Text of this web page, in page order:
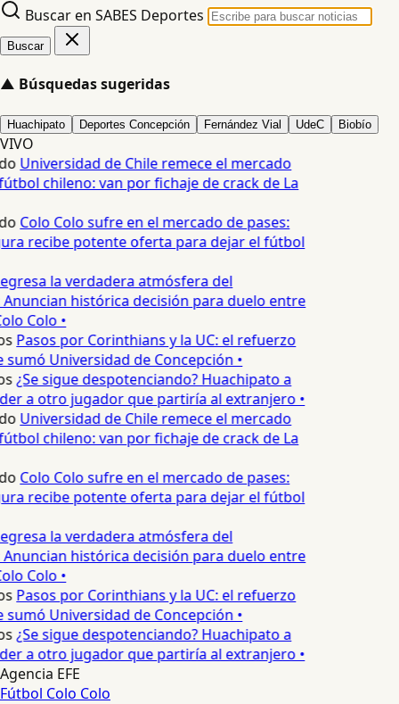
Buscar en SABES Deportes
Buscar
▲ Búsquedas sugeridas
Huachipato Deportes Concepción Fernández Vial UdeC Biobío
VIVO
Universidad de Chile remece el mercado
chileno: van por fichaje de crack de La
Colo Colo sufre en el mercado de pases:
recibe potente oferta para dejar el fútbol
la verdadera atmósfera del
histórica decisión para duelo entre
Colo •
Pasos por Corinthians y la UC: el refuerzo
Universidad de Concepción •
¿Se sigue despotenciando? Huachipato a
a otro jugador que partiría al extranjero •
Universidad de Chile remece el mercado
chileno: van por fichaje de crack de La
Colo Colo sufre en el mercado de pases:
recibe potente oferta para dejar el fútbol
la verdadera atmósfera del
histórica decisión para duelo entre
Colo •
Pasos por Corinthians y la UC: el refuerzo
Universidad de Concepción •
¿Se sigue despotenciando? Huachipato a
a otro jugador que partiría al extranjero •
Agencia EFE
Fútbol Colo Colo